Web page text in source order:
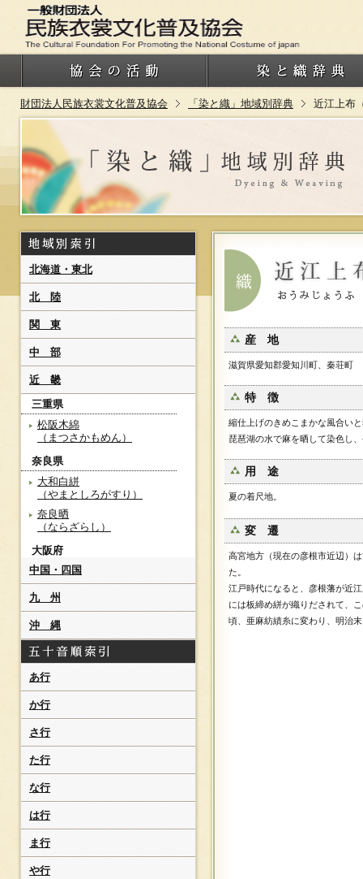
財団法人民族衣裳文化普及協会 「染と織」地域別辞典 近江上布
産 地
滋賀県愛知郡愛知川町、秦荘町
特 徴
縮仕上げのきめこまかな風合い
琵琶湖の水で麻を晒して染色し
用 途
夏の着尺地。
変 遷
高宮地方（現在の彦根市近辺）
た。
江戸時代になると、彦根藩が近
には板締め絣が織りだされて、
頃、亜麻紡績糸に変わり、明治
北海道・東北
北 陸
関 東
中 部
近 畿
三重県
松阪木綿
（まつさかもめん）
奈良県
大和白絣
（やまとしろがすり）
奈良晒
（ならざらし）
大阪府
堺緞通
（さかいだんつう）
浜縮緬
（はまちりめん）
近江上布
（おうみじょうふ）
網糸紬
（あみいとつむぎ）
野洲木綿
（やすもめん）
京都府
丹後縮緬
（たんごちりめん
世屋藤布
（せやふじぬの）
西陣織
（にしじんおり）
中国・四国
九 州
沖 縄
あ行
か行
さ行
た行
な行
は行
ま行
や行